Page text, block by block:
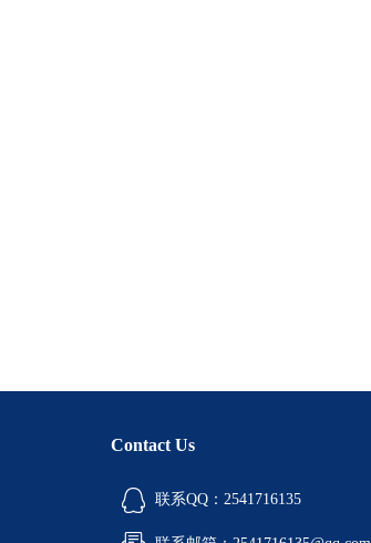
Contact Us
联系QQ：2541716135